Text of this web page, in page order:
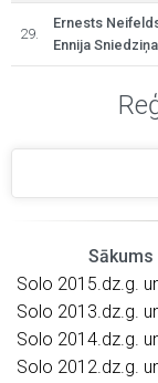
29.
Ernests
Ennija Sniedziņa
Sākums
Solo 2015.dz.g.
Solo 2013.dz.g.
Solo 2014.dz.g.
Solo 2012.dz.g.